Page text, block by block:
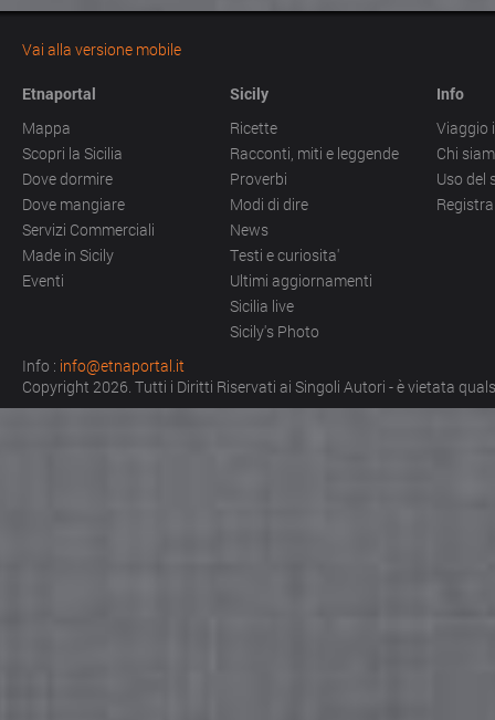
Vai alla versione mobile
Etnaportal
Mappa
Scopri la Sicilia
Dove dormire
Dove mangiare
Servizi Commerciali
Made in Sicily
Eventi
Sicily
Ricette
Racconti, miti e leggende
Proverbi
Modi di dire
News
Testi e curiosita'
Ultimi aggiornamenti
Sicilia live
Sicily's Photo
Info
Viaggio
Chi
Uso del
Info : info@etnaportal.it
Copyright 2026. Tutti i Diritti Riservati ai Singoli Autori - è vietata